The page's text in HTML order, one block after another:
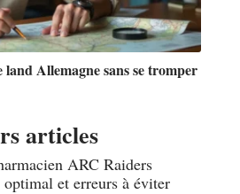
Allemagne sans se tromper
articles
ARC Raiders
et erreurs à éviter